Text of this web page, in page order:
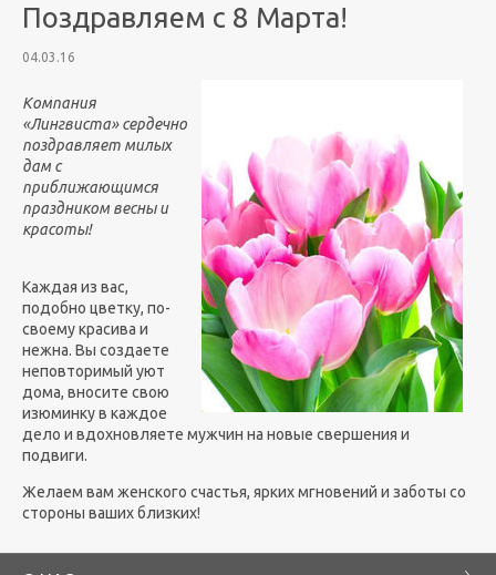
Поздравляем с 8 Марта!
04.03.16
Компания
«Лингвиста» сердечно
поздравляет милых
дам с
приближающимся
праздником весны и
красоты!
Каждая из вас,
подобно цветку, по-
своему красива и
нежна. Вы создаете
неповторимый уют
дома, вносите свою
изюминку в каждое
дело и вдохновляете мужчин на новые свершения и
подвиги.
Желаем вам женского счастья, ярких мгновений и заботы со
стороны ваших близких!